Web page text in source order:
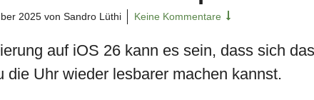
2025 von Sandro Lüthi Keine Kommentare
auf iOS 26 kann es sein, dass sich
die Uhr wieder lesbarer machen kannst.